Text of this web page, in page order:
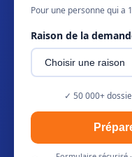
Pour une personne qui a
Raison de la
✓ 50 000+